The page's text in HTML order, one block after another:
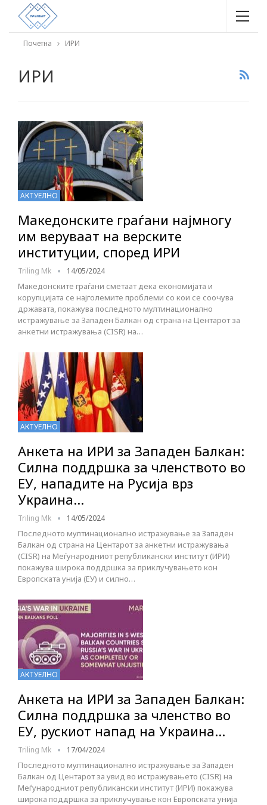
Почетна ИРИ
ИРИ
АКТУЕЛНО
Македонските граѓани најмногу
им веруваат на верските
институции, според ИРИ
Triling Mk 14/05/2024
Македонските граѓани сметаат дека економијата и
корупцијата се најголемите проблеми со кои се соочува
државата, покажува последното мултинационално
истражување за Западен Балкан од страна на Центарот за
анкетни истражувања (CISR) на…
АКТУЕЛНО
Анкета на ИРИ за Западен Балкан:
Силна поддршка за членството во
ЕУ, нападите на Русија врз
Украина…
Triling Mk 14/05/2024
Последното мултинационално истражување за Западен
Балкан од страна на Центарот за анкетни истражувања
(CISR) на Меѓународниот републикански институт (ИРИ)
покажува широка поддршка за приклучувањето кон
Европската унија (ЕУ) и силно…
АКТУЕЛНО
Анкета на ИРИ за Западен Балкан:
Силна поддршка за членство во
ЕУ, рускиот напад на Украина…
Triling Mk 17/04/2024
Последното мултинационално истражување за Западен
Балкан од Центарот за увид во истражувањето (CISR) на
Меѓународниот републикански институт (ИРИ) покажува
широка поддршка за приклучување кон Европската унија